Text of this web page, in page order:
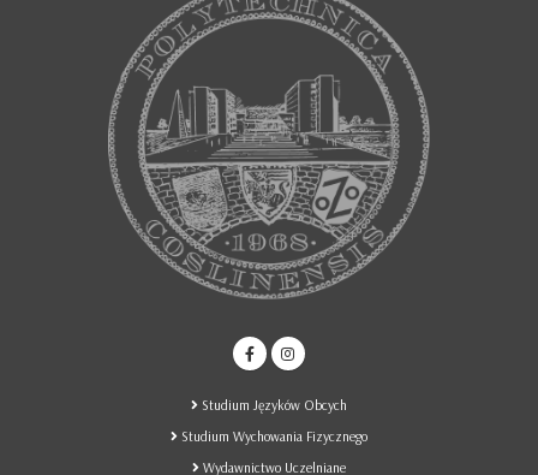
Studium Języków Obcych
Studium Wychowania Fizycznego
Wydawnictwo Uczelniane